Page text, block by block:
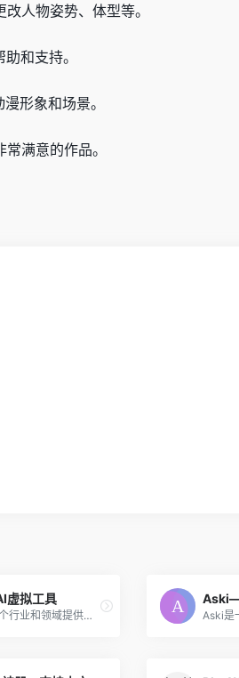
人物姿势、体型等。
和支持。
形象和场景。
满意的作品。
虚拟工具
相芯科技的虚拟人技术为各个行业和领域提供了高度逼真、智能互动的虚拟人物形象和服务，满足了不同场景下的虚拟创作需求。同时，相芯科技也支持虚拟物技术，为行业提供高保真、沉浸式、可交互的三维数字化解决方案，推动了数字化转型和创新发展。